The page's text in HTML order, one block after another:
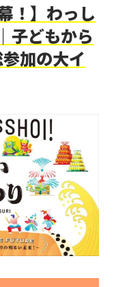
！】わっし
子どもから
加の大イ